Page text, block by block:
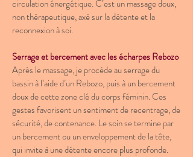
circulation énergétique. C’est un massage doux,
non thérapeutique, axé sur la détente et la
reconnexion à soi.
Serrage et bercement avec les écharpes Rebozo
Après le massage, je procède au serrage du
bassin à l’aide d’un Rebozo, puis à un bercement
doux de cette zone clé du corps féminin. Ces
gestes favorisent un sentiment de recentrage, de
sécurité, de contenance. Le soin se termine par
un bercement ou un enveloppement de la tête,
qui invite à une détente encore plus profonde.